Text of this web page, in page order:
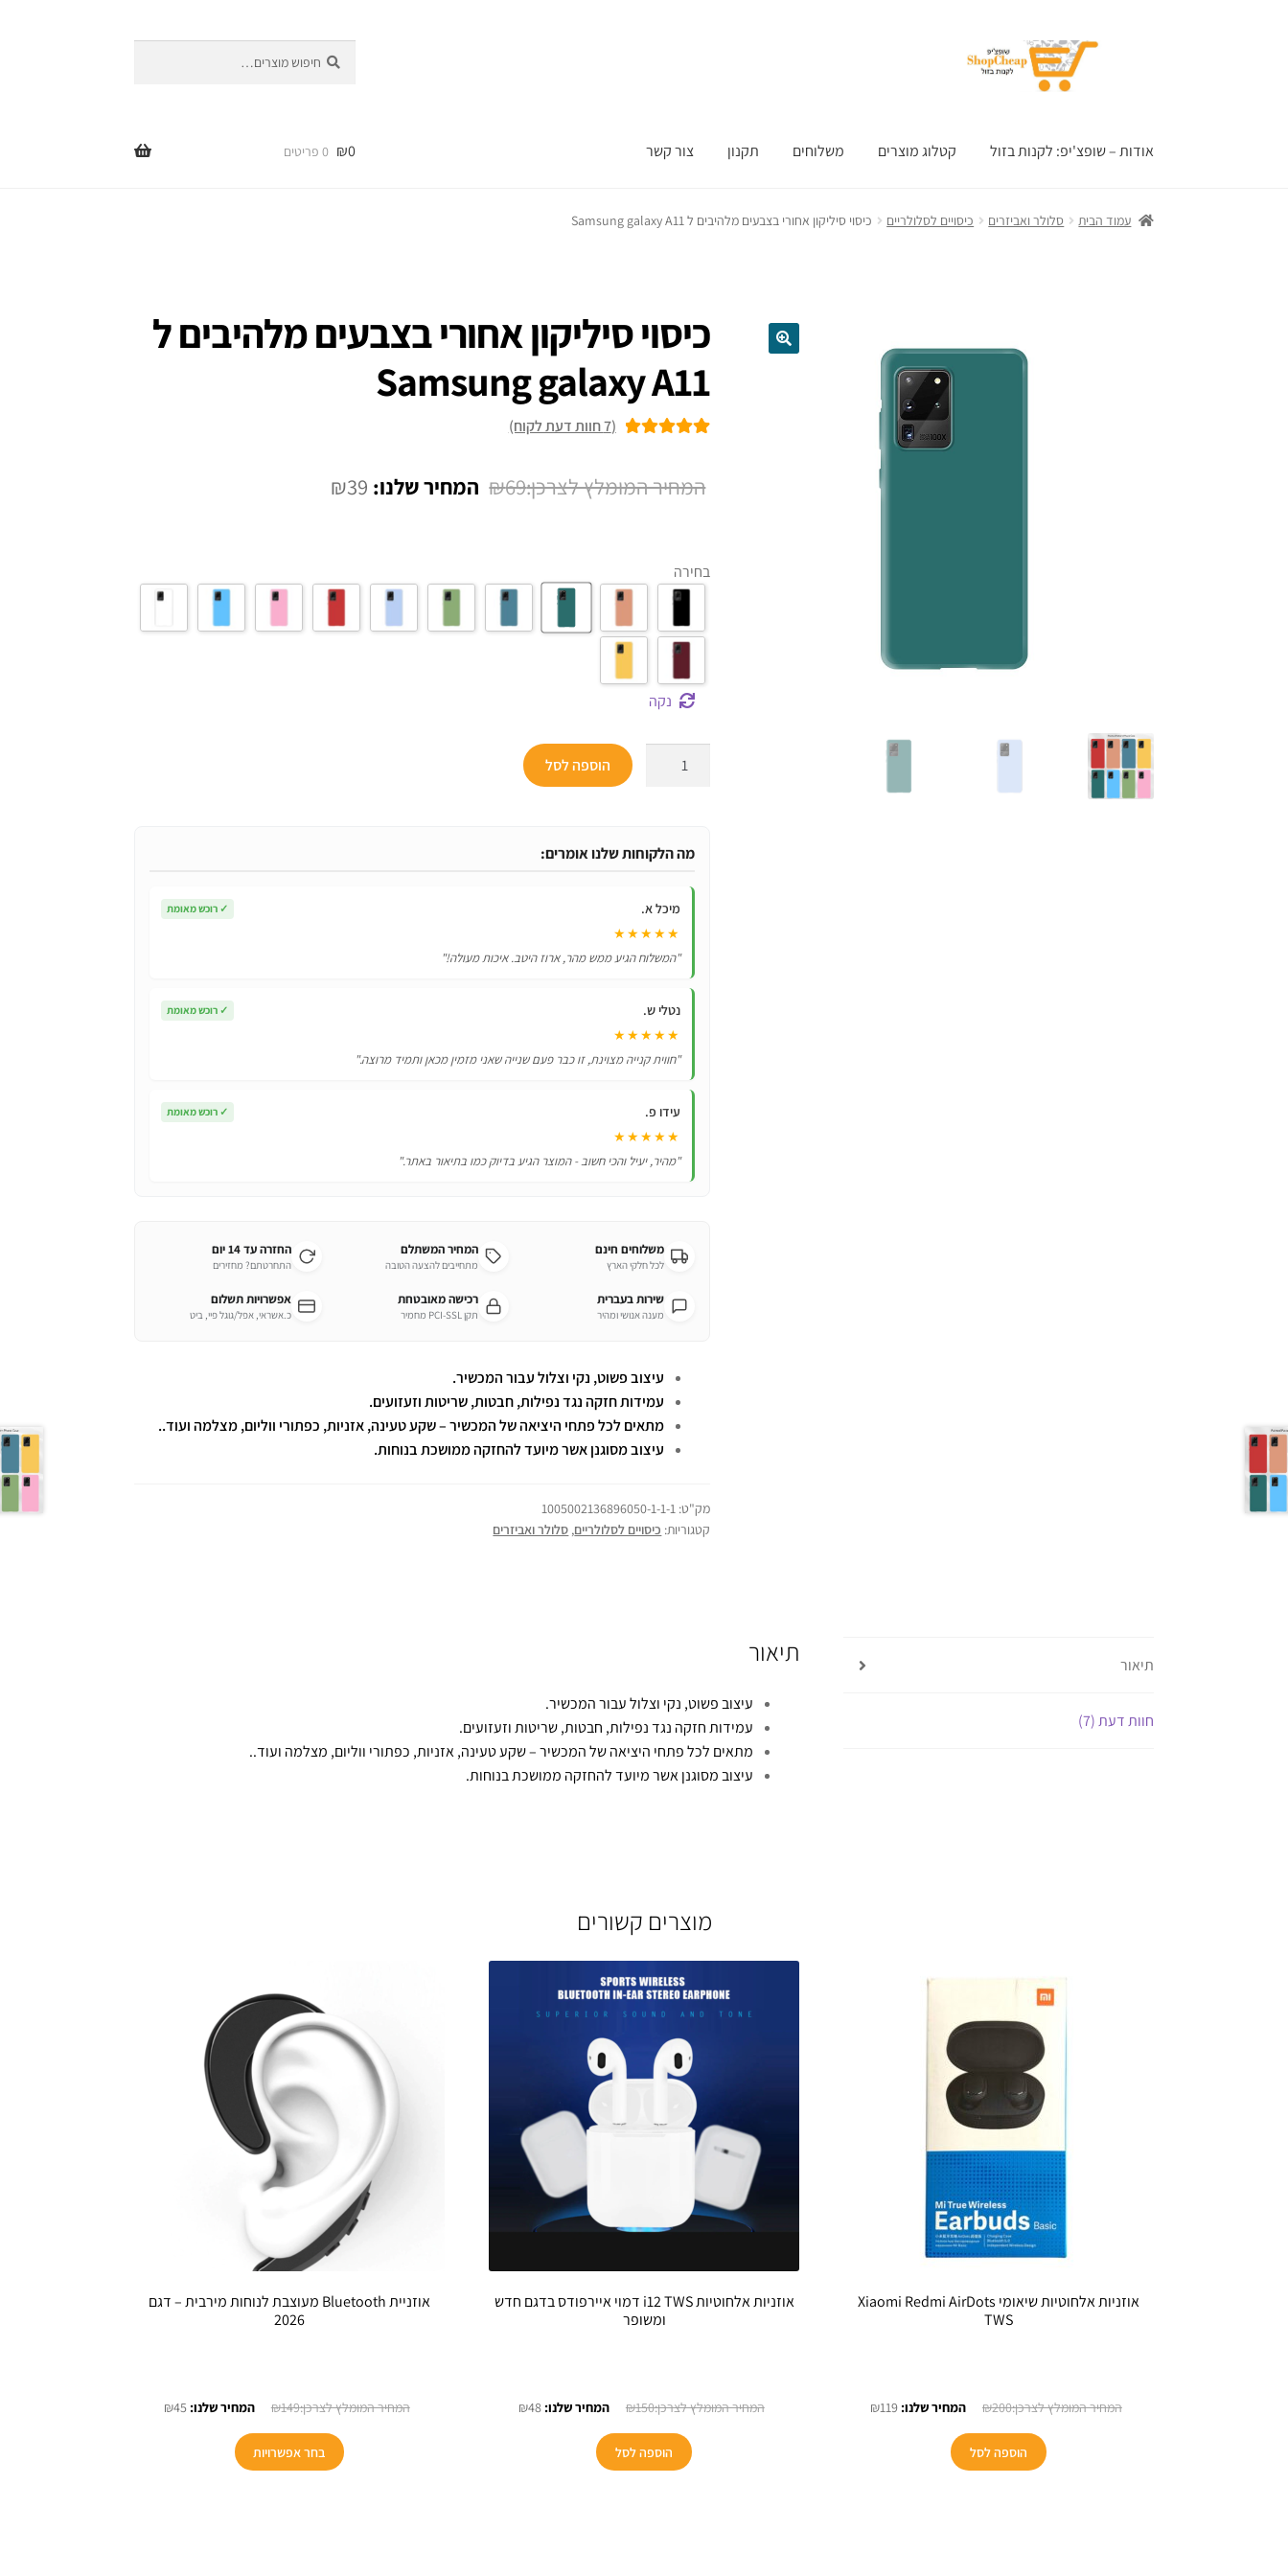
עבור:
אודות – שופצ'יפ: לקנות בזול קטלוג מוצרים משלוחים תקנון צור קשר ₪0 0 פריטים
עמוד הבית סלולר ואביזרים כיסויים לסלולריים כיסוי סיליקון אחורי בצבעים מלהיבים ל Samsung galaxy A11
כיסוי סיליקון אחורי בצבעים מלהיבים ל
Samsung galaxy A11
עלדירוגים של
(
7חוות דעת לקוח)
₪69
המחיר
₪69.
₪39 המחיר
₪39.
בחירה
נקה
אחורי
מלהיבים
galaxy
A11
הוספה לסל
מה הלקוחות שלנו אומרים:
מיכל א. ✓ רוכש מאומת
★★★★★
"המשלוח הגיע ממש מהר, ארוז היטב. איכות מעולה!"
נטלי ש. ✓ רוכש מאומת
★★★★★
"חווית קנייה מצוינת, זו כבר פעם שנייה שאני מזמין מכאן ותמיד מרוצה."
עידו פ. ✓ רוכש מאומת
★★★★★
"מהיר, יעיל והכי חשוב - המוצר הגיע בדיוק כמו בתיאור באתר."
משלוחים חינם
לכל חלקי הארץ
המחיר המשתלם
מתחייבים להצעה הטובה
החזרה עד 14 יום
התחרטתם? מחזירים
שירות בעברית
מענה אנושי ומהיר
רכישה מאובטחת
תקן PCI-SSL מחמיר
אפשרויות תשלום
כ.אשראי, אפל/גוגל פיי, ביט
עיצוב פשוט, נקי וצלול עבור המכשיר.
עמידות חזקה נגד נפילות, חבטות, שריטות וזעזועים.
מתאים לכל פתחי היציאה של המכשיר – שקע טעינה, אזניות, כפתורי ווליום, מצלמה ועוד..
עיצוב מסוגנן אשר מיועד להחזקה ממושכת בנוחות.
מק"ט: 1005002136896050-1-1-1
קטגוריות: כיסויים לסלולריים, סלולר ואביזרים
תיאור
חוות דעת (7)
תיאור
עיצוב פשוט, נקי וצלול עבור המכשיר.
עמידות חזקה נגד נפילות, חבטות, שריטות וזעזועים.
מתאים לכל פתחי היציאה של המכשיר – שקע טעינה, אזניות, כפתורי ווליום, מצלמה ועוד..
עיצוב מסוגנן אשר מיועד להחזקה ממושכת בנוחות.
מוצרים קשורים
אוזניות אלחוטיות שיאומי Xiaomi Redmi AirDots
TWS
₪200
המחיר
היה:
₪200.
₪119 המחיר
הוספה לסל
אוזניות אלחוטיות i12 TWS דמוי איירפודס בדגם חדש
ומשופר
₪150
המחיר
היה:
₪150.
₪48 המחיר
הוספה לסל
אוזניית Bluetooth מעוצבת לנוחות מירבית – דגם
2026
₪149
המחיר
היה:
₪149.
₪45 המחיר
בחר אפשרויות